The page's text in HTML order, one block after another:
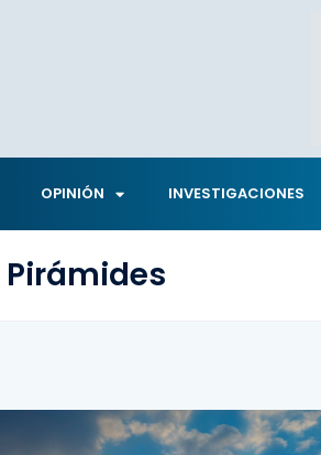
OPINIÓN INVESTIGACIONES
Pirámides